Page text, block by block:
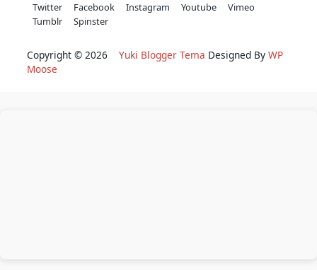
Twitter Facebook Instagram Youtube
Vimeo
Tumblr
Spinster
Copyright © 2026 Yuki Blogger Tema Designed By WP
Moose